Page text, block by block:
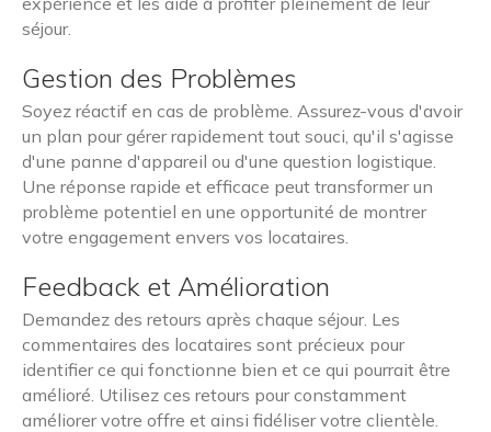
séjour.
Gestion des Problèmes
Soyez réactif en cas de problème. Assurez-vous d'avoir
un plan pour gérer rapidement tout souci, qu'il s'agisse
d'une panne d'appareil ou d'une question logistique.
Une réponse rapide et efficace peut transformer un
problème potentiel en une opportunité de montrer
votre engagement envers vos locataires.
Feedback et Amélioration
Demandez des retours après chaque séjour. Les
commentaires des locataires sont précieux pour
identifier ce qui fonctionne bien et ce qui pourrait être
amélioré. Utilisez ces retours pour constamment
améliorer votre offre et ainsi fidéliser votre clientèle.